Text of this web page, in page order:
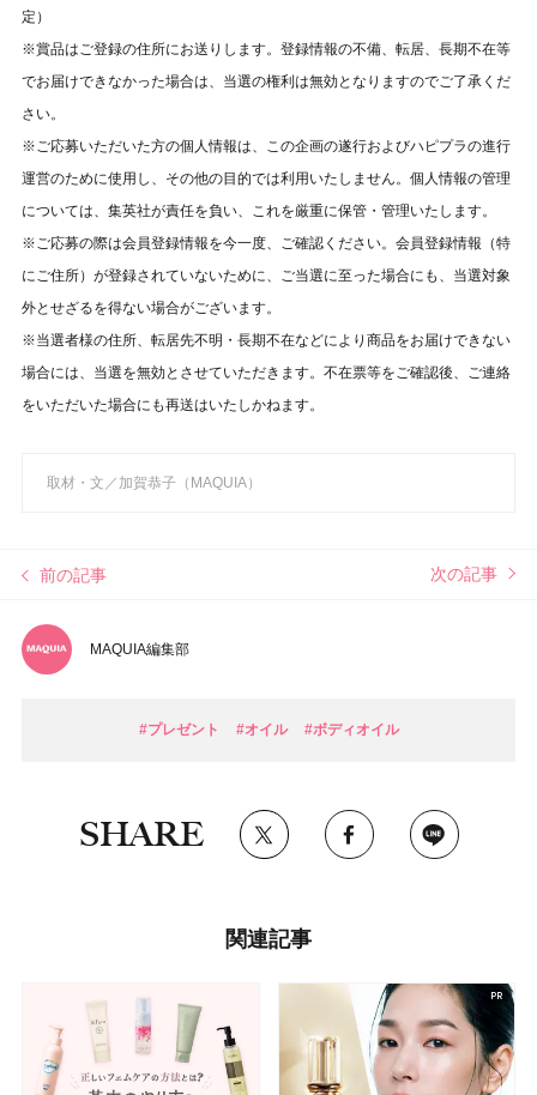
定）
※賞品はご登録の住所にお送りします。登録情報の不備、転居、長期不在等
でお届けできなかった場合は、当選の権利は無効となりますのでご了承くだ
さい。
※ご応募いただいた方の個人情報は、この企画の遂行およびハピプラの進行
運営のために使用し、その他の目的では利用いたしません。個人情報の管理
については、集英社が責任を負い、これを厳重に保管・管理いたします。
※ご応募の際は会員登録情報を今一度、ご確認ください。会員登録情報（特
にご住所）が登録されていないために、ご当選に至った場合にも、当選対象
外とせざるを得ない場合がございます。
※当選者様の住所、転居先不明・長期不在などにより商品をお届けできない
場合には、当選を無効とさせていただきます。不在票等をご確認後、ご連絡
をいただいた場合にも再送はいたしかねます。
取材・文／加賀恭子（MAQUIA）
前の記事 次の記事
MAQUIA編集部
#プレゼント #オイル #ボディオイル
SHARE
関連記事